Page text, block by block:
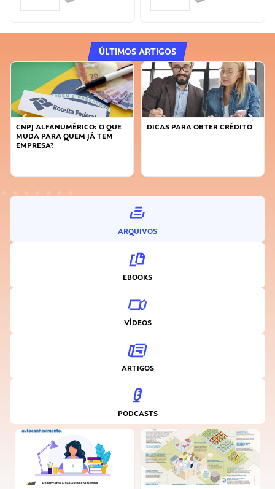
ÚLTIMOS ARTIGOS
CNPJ ALFANUMÉRICO: O QUE
MUDA PARA QUEM JÁ TEM
EMPRESA?
DICAS PARA OBTER CRÉDITO
ARQUIVOS
EBOOKS
VÍDEOS
ARTIGOS
PODCASTS